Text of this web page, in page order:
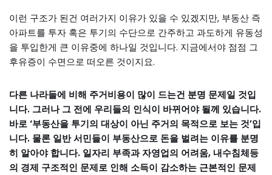
이런 구조가 된건 여러가지 이유가 있을 수 있겠지만, 부동산 즉
아파트를 투자 혹은 투기의 수단으로 간주하고 과도하게 유동성
을 투입한게 큰 이유중에 하나일 것입니다. 지금에서야 점점 그
후유증이 수면으로 떠오른 것이지요.
다른 나라들에 비해 주거비용이 많이 드는건 분명 문제일 것입
니다. 그러나 그 전에 우리들의 인식이 바뀌어야 될께 있습니다.
바로 ‘부동산을 투기의 대상이 아닌 주거의 목적으로 보는 것’입
니다. 물론 일반 서민들이 부동산으로 돈을 벌려는 이유를 분명
히 알아야 합니다. 일자리 부족과 자영업의 어려움, 내수침체등
의 경제 구조적인 문제로 인해 소득이 감소하는 근본적인 문제